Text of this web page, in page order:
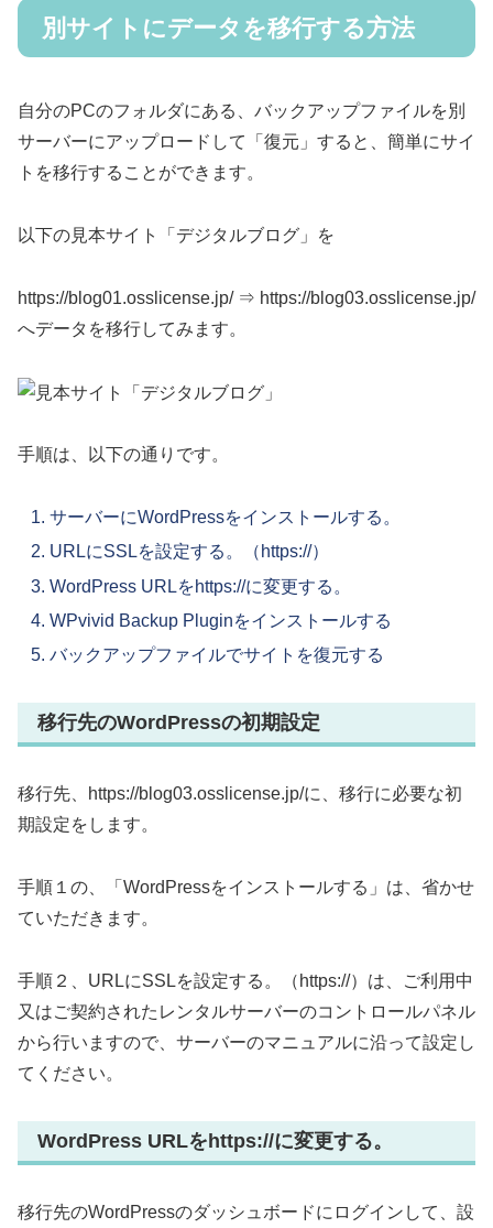
別サイトにデータを移行する方法
自分のPCのフォルダにある、バックアップファイルを別
サーバーにアップロードして「復元」すると、簡単にサイ
トを移行することができます。
以下の見本サイト「デジタルブログ」を
https://blog01.osslicense.jp/ ⇒ https://blog03.osslicense.jp/
へデータを移行してみます。
手順は、以下の通りです。
サーバーにWordPressをインストールする。
URLにSSLを設定する。（https://）
WordPress URLをhttps://に変更する。
WPvivid Backup Pluginをインストールする
バックアップファイルでサイトを復元する
移行先のWordPressの初期設定
移行先、https://blog03.osslicense.jp/に、移行に必要な初
期設定をします。
手順１の、「WordPressをインストールする」は、省かせ
ていただきます。
手順２、URLにSSLを設定する。（https://）は、ご利用中
又はご契約されたレンタルサーバーのコントロールパネル
から行いますので、サーバーのマニュアルに沿って設定し
てください。
WordPress URLをhttps://に変更する。
移行先のWordPressのダッシュボードにログインして、設